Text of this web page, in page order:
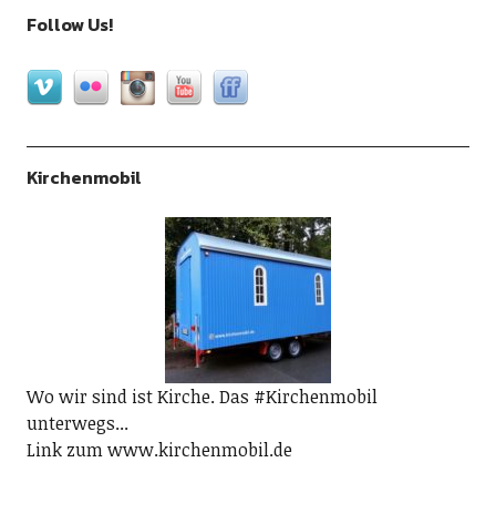
Follow Us!
Kirchenmobil
Wo wir sind ist Kirche. Das #Kirchenmobil
unterwegs...
Link zum www.kirchenmobil.de